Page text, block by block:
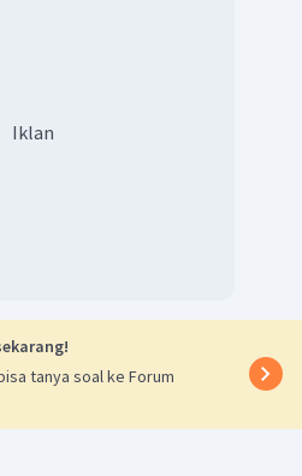
Iklan
tanya soal ke Forum